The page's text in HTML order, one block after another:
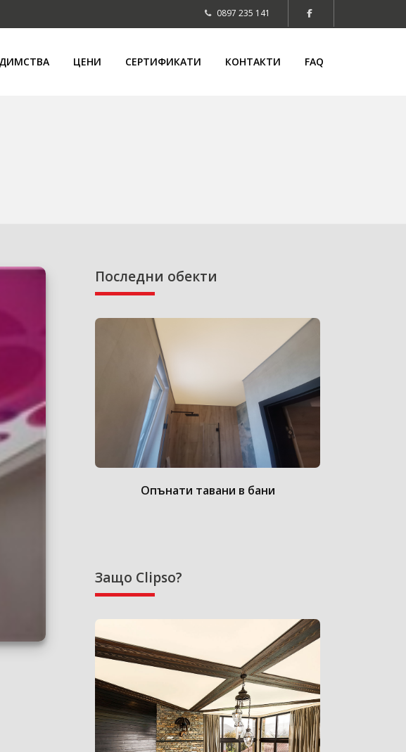
0897 235 141
ЦЕНИ СЕРТИФИКАТИ КОНТАКТИ FAQ
Последни обекти
бар Девин Опънати тавани в бани
Защо Clipso?